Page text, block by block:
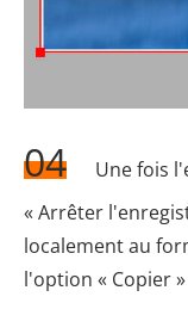
04
Une fois
« Arrêter
localement au
l'option « Copier